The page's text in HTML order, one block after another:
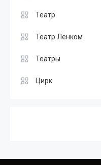
Театр
Театр Ленком
Театры
Цирк